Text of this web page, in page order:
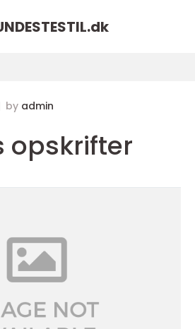
dk
by admin
opskrifter